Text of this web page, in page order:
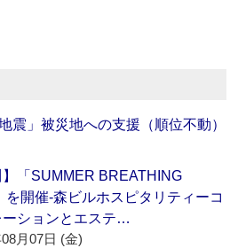
震」被災地への支援（順位不動）
】「SUMMER BREATHING
を開催‐森ビルホスピタリティーコ
ーションとエステ…
月07日 (金)